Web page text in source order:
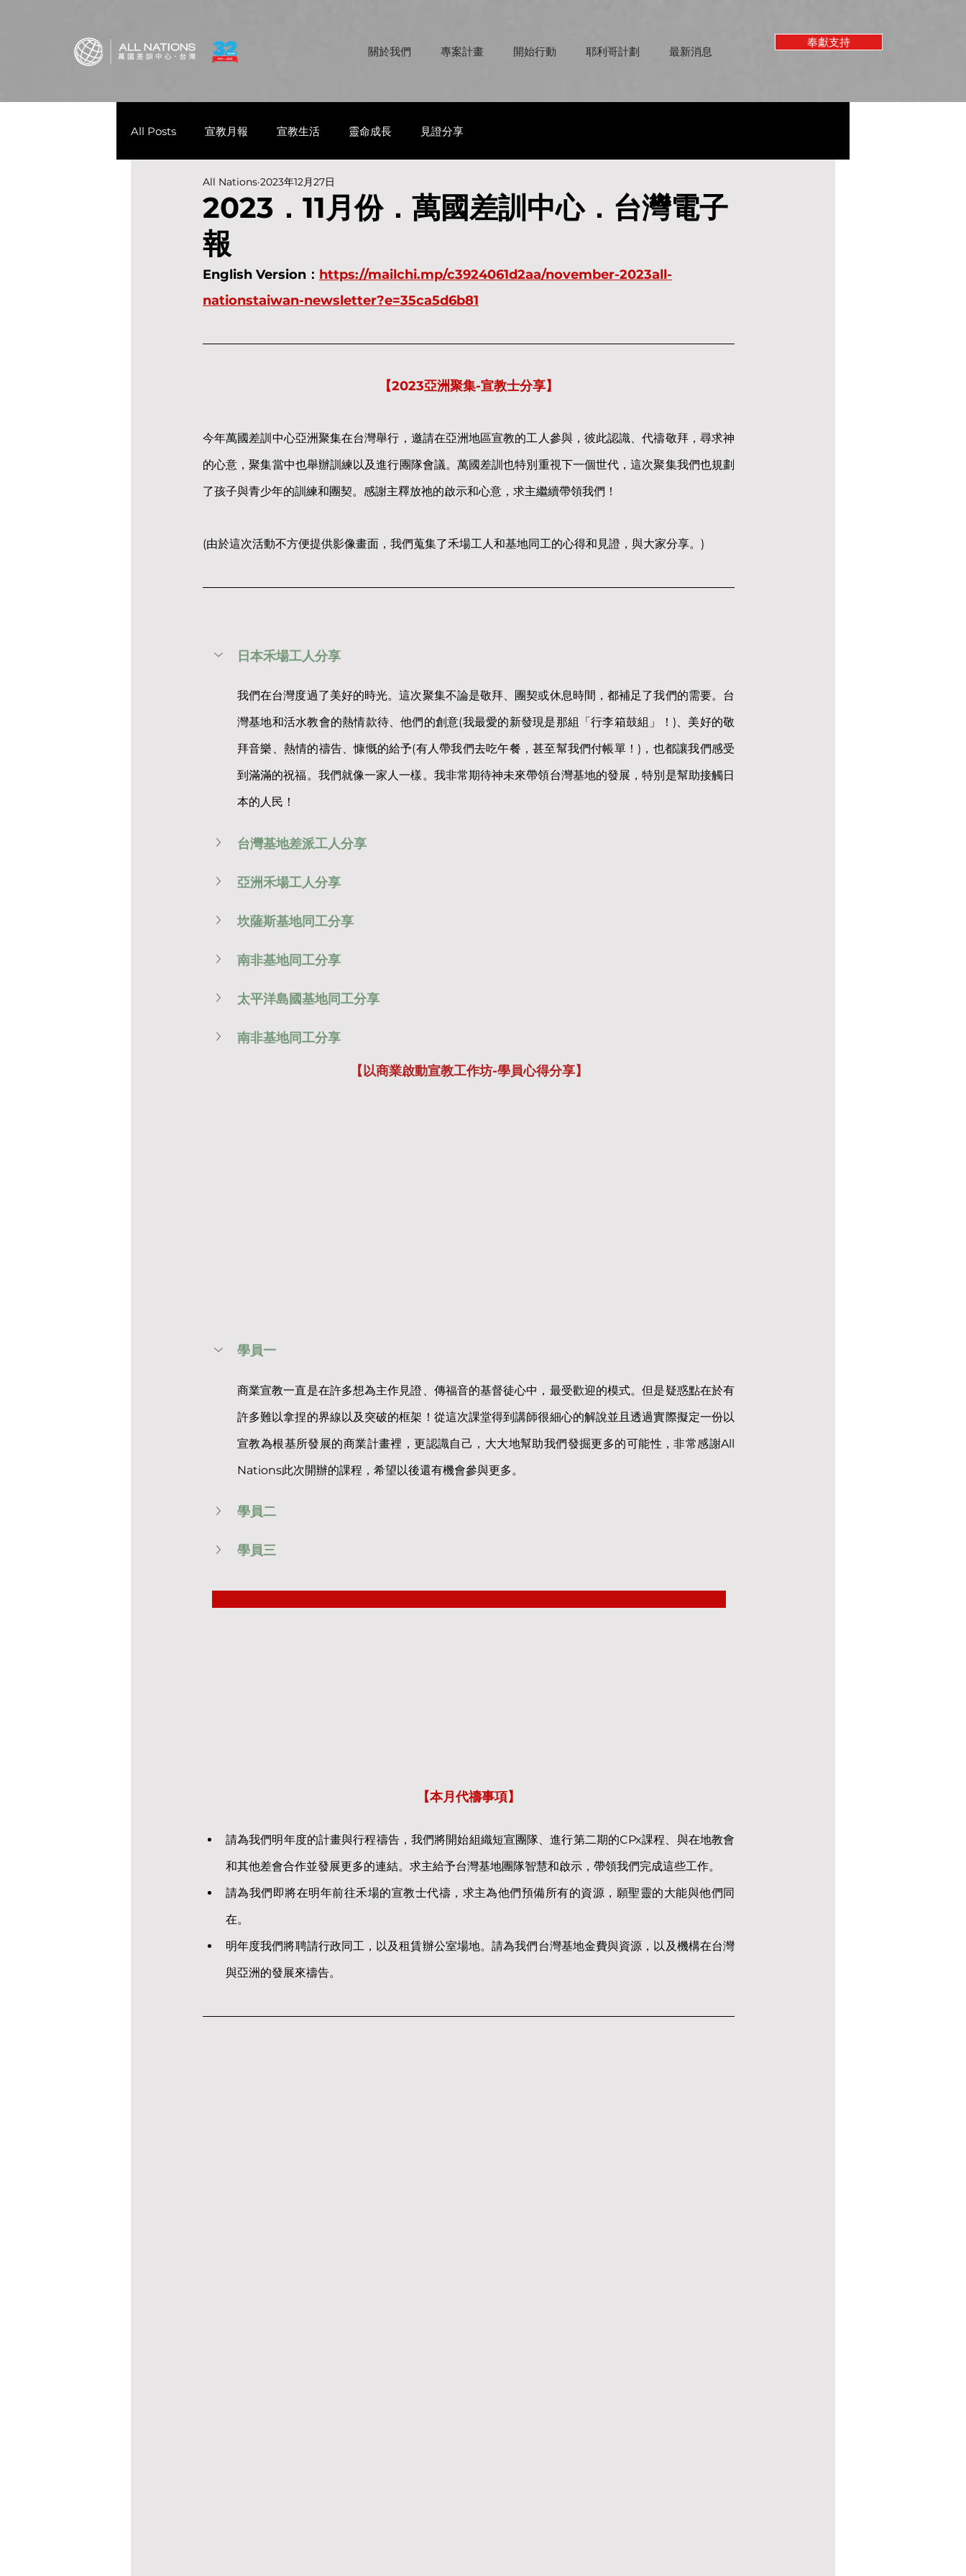
關於我們 專案計畫 開始行動 耶利哥計劃 最新消息
奉獻支持
All Posts 宣教月報 宣教生活 靈命成長 見證分享
2023．11月份．萬國差訓中心．台灣電子
報
All Nations 2023年12月27日
English Version： https://mailchi.mp/c3924061d2aa/november-2023all-
nationstaiwan-newsletter?e=35ca5d6b81
【2023亞洲聚集-宣教士分享】
今年萬國差訓中心亞洲聚集在台灣舉行，邀請在亞洲地區宣教的工人參與，彼此認識、代禱敬拜，尋求神
的心意，聚集當中也舉辦訓練以及進行團隊會議。萬國差訓也特別重視下一個世代，這次聚集我們也規劃
了孩子與青少年的訓練和團契。感謝主釋放祂的啟示和心意，求主繼續帶領我們！
(由於這次活動不方便提供影像畫面，我們蒐集了禾場工人和基地同工的心得和見證，與大家分享。)
日本禾場工人分享
我們在台灣度過了美好的時光。這次聚集不論是敬拜、團契或休息時間，都補足了我們的需要。台
灣基地和活水教會的熱情款待、他們的創意(我最愛的新發現是那組「行李箱鼓組」！)、美好的敬
拜音樂、熱情的禱告、慷慨的給予(有人帶我們去吃午餐，甚至幫我們付帳單！)，也都讓我們感受
到滿滿的祝福。我們就像一家人一樣。我非常期待神未來帶領台灣基地的發展，特別是幫助接觸日
本的人民！
台灣基地差派工人分享
亞洲禾場工人分享
坎薩斯基地同工分享
南非基地同工分享
太平洋島國基地同工分享
南非基地同工分享
【以商業啟動宣教工作坊-學員心得分享】
學員一
商業宣教一直是在許多想為主作見證、傳福音的基督徒心中，最受歡迎的模式。但是疑惑點在於有
許多難以拿捏的界線以及突破的框架！從這次課堂得到講師很細心的解說並且透過實際擬定一份以
宣教為根基所發展的商業計畫裡，更認識自己，大大地幫助我們發掘更多的可能性，非常感謝All
Nations此次開辦的課程，希望以後還有機會參與更多。
學員二
學員三
【本月代禱事項】
請為我們明年度的計畫與行程禱告，我們將開始組織短宣團隊、進行第二期的CPx課程、與在地教會
和其他差會合作並發展更多的連結。求主給予台灣基地團隊智慧和啟示，帶領我們完成這些工作。
請為我們即將在明年前往禾場的宣教士代禱，求主為他們預備所有的資源，願聖靈的大能與他們同
在。
明年度我們將聘請行政同工，以及租賃辦公室場地。請為我們台灣基地金費與資源，以及機構在台灣
與亞洲的發展來禱告。